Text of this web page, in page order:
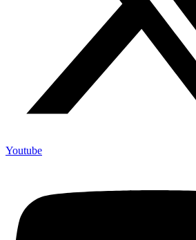
Youtube